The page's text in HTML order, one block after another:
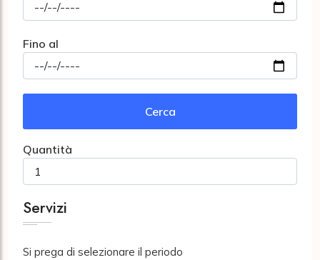
Fino al
Cerca
Quantità
Servizi
Si prega di selezionare il periodo